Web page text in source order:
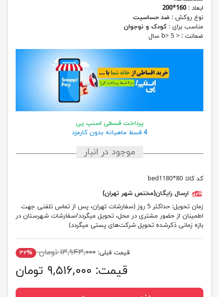
ابعاد : 160*200
نوع روکش : ضد حساسیت
مناسب برای : کودک و نوجوان
ضمانت : < b> 5 سال
پرداخت قسطی اسنپ پی
4 قسط ماهیانه بدون کارمزد
موجود در انبار
کد کالا: bed1180*80
ارسال رایگان(مختص شهر تهران)
زمان تحویل:
حداکثر 5 روز (سفارشات تهران، پس از تماس تلفنی جهت
اطمینان از حضور مشتری در محل، تحویل میگردد/سفارشات شهرستان در
بازه زمانی ذکرشده تحویل شرکت‌های پستی میگردد)
قیمت قبلی: ۱۳,۹۴۳,۰۰۰ تومان ۳۲%
قیمت: ۹,۵۱۶,۰۰۰ تومان